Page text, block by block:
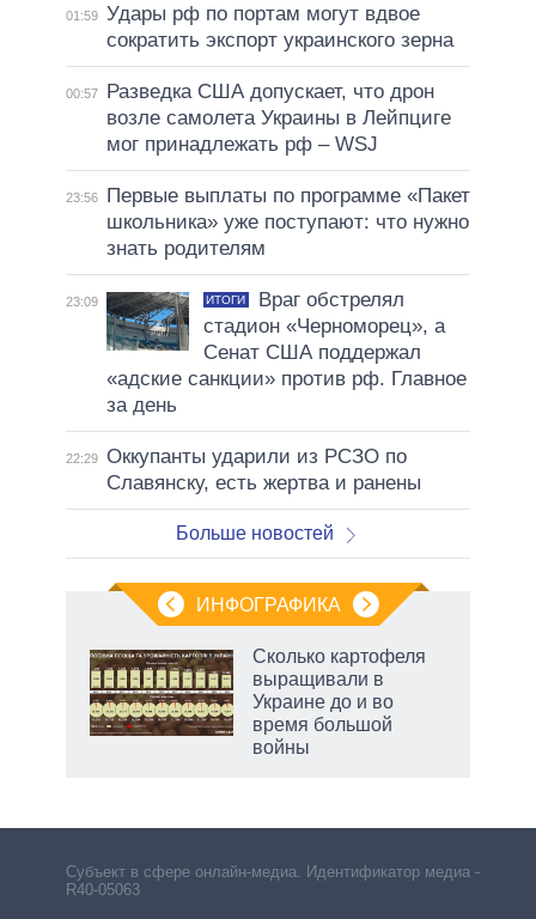
01:59 Удары рф по портам могут вдвое
сократить экспорт украинского зерна
00:57
Разведка США допускает, что дрон
возле самолета Украины в Лейпциге
мог принадлежать рф – WSJ
23:56
Первые выплаты по программе «Пакет
школьника» уже поступают: что нужно
знать родителям
23:09 ИТОГИ
Враг обстрелял
стадион «Черноморец», а
Сенат США поддержал
«адские санкции» против рф. Главное
за день
22:29 Оккупанты ударили из РСЗО по
Славянску, есть жертва и ранены
Больше новостей
ИНФОГРАФИКА
Сколько картофеля
выращивали в
Украине до и во
время большой
войны
Субъект в сфере онлайн-медиа. Идентификатор медиа –
R40-05063